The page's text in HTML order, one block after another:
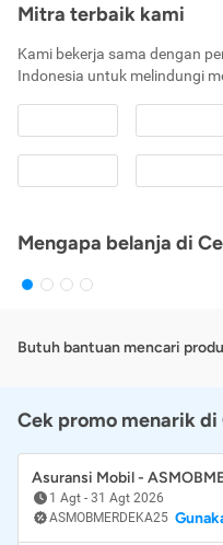
Mitra terbaik kami
Kami bekerja sama dengan
Indonesia untuk melindungi
Mengapa belanja di
Butuh bantuan mencari
Cek promo menarik
Asuransi Mobil -
1 Agt - 31 Agt 2026
ASMOBMERDEKA25